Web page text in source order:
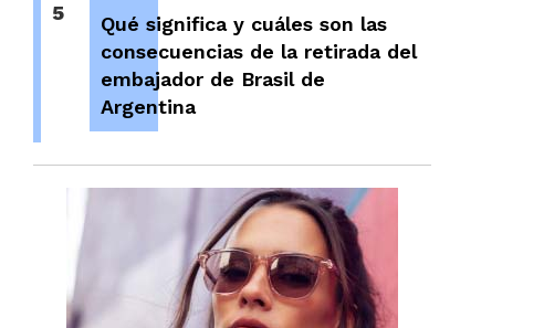
5
Qué significa y cuáles son las
consecuencias de la retirada del
embajador de Brasil de
Argentina